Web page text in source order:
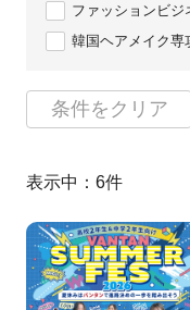
ファッションビジ
韓国ヘアメイク専
条件をクリア
表示中： 6件